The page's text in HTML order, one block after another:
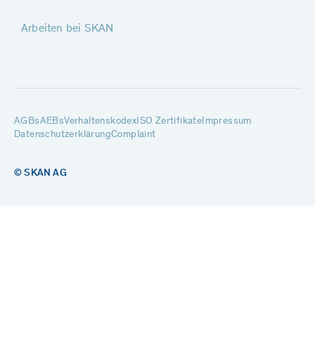
Arbeiten bei SKAN
AGBsAEBsVerhaltenskodexISO ZertifikateImpressum
DatenschutzerklärungComplaint
© SKAN AG